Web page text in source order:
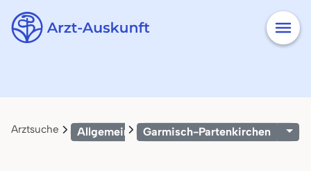
Arztsuche AllgemeinchirurgieGarmisch-Partenkirchen